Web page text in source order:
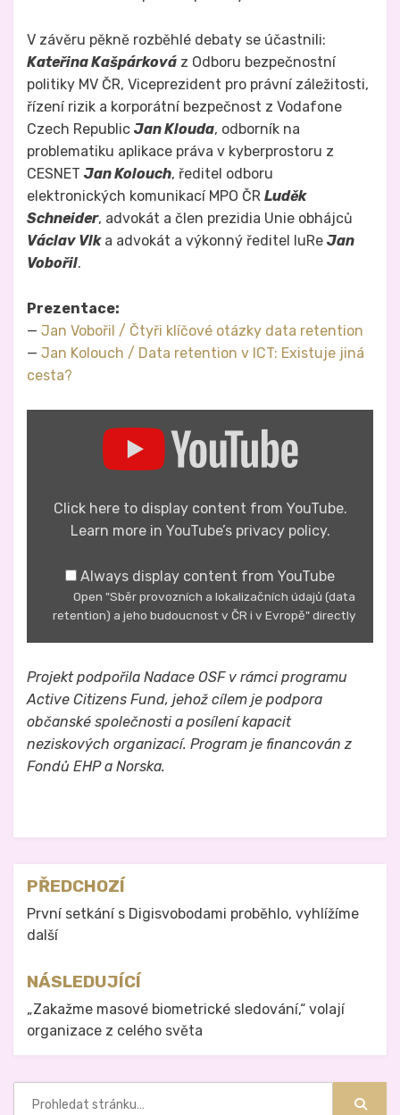
V závěru pěkně rozběhlé debaty se účastnili:
Kateřina Kašpárková z Odboru bezpečnostní
politiky MV ČR, Viceprezident pro právní záležitosti,
řízení rizik a korporátní bezpečnost z Vodafone
Czech Republic Jan Klouda, odborník na
problematiku aplikace práva v kyberprostoru z
CESNET Jan Kolouch, ředitel odboru
elektronických komunikací MPO ČR Luděk
Schneider, advokát a člen prezidia Unie obhájců
Václav Vlka advokát a výkonný ředitel IuRe Jan
Vobořil.
Prezentace:
— Jan Vobořil / Čtyři klíčové otázky data retention
— Jan Kolouch / Data retention v ICT: Existuje jiná
cesta?
(data
retention)
budoucnost
Evropě"
YouTube
Click here to display content from YouTube.
Learn more in YouTube’s privacy policy.
Always display content from YouTube
Open "Sběr provozních a lokalizačních údajů (data
retention) a jeho budoucnost v ČR i v Evropě" directly
Projekt podpořila Nadace OSF v rámci programu
Active Citizens Fund, jehož cílem je podpora
občanské společnosti a posílení kapacit
neziskových organizací. Program je financován z
Fondů EHP a Norska.
Navigace
pro
příspěvek
PŘEDCHOZÍ
První setkání s Digisvobodami proběhlo, vyhlížíme
další
NÁSLEDUJÍCÍ
„Zakažme masové biometrické sledování,“ volají
organizace z celého světa